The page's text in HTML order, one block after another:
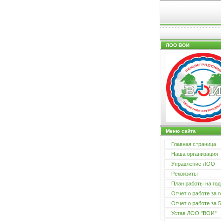
ЛОО ВОИ
Меню сайта
Главная страница
Наша организация
Управление ЛОО
Реквизиты
План работы на год
Отчет о работе за
Отчет о работе за
Устав ЛОО "ВОИ"